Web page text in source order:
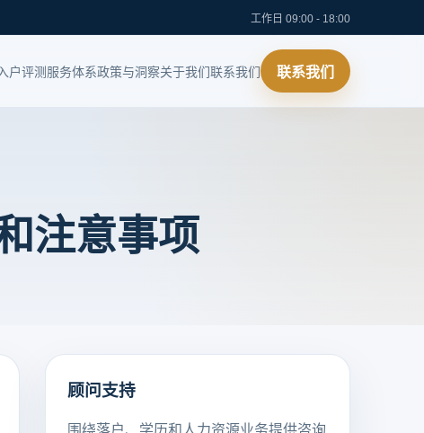
工作日 09:00 - 18:00
入户评测 服务体系政策与洞察关于我们联系我们 联系我们
注意事项
顾问支持
围绕落户、学历和人力资源业务提供咨询